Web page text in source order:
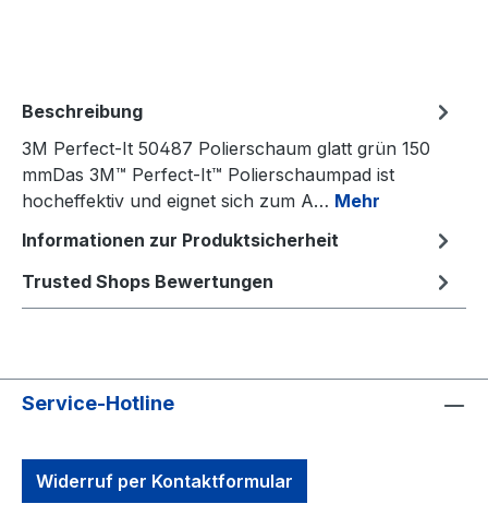
Beschreibung
3M Perfect-It 50487 Polierschaum glatt grün 150
mmDas 3M™ Perfect-It™ Polierschaumpad ist
hocheffektiv und eignet sich zum A… Mehr
Informationen zur Produktsicherheit
Trusted Shops Bewertungen
Service-Hotline
Widerruf per Kontaktformular